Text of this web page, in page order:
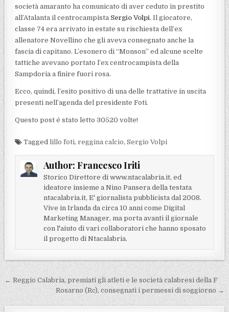
società amaranto ha comunicato di aver ceduto in prestito
all’Atalanta il centrocampista Sergio Volpi. Il giocatore,
classe 74 era arrivato in estate su rischiesta dell’ex
allenatore Novellino che gli aveva consegnato anche la
fascia di capitano. L’esonero di “Monson” ed alcune scelte
tattiche avevano portato l’ex centrocampista della
Sampdoria a finire fuori rosa.
Ecco, quindi, l’esito positivo di una delle trattative in uscita
presenti nell’agenda del presidente Foti.
Questo post é stato letto 30520 volte!
Taggedlillo foti,reggina calcio,Sergio Volpi
Author: Francesco Iriti
Storico Direttore di www.ntacalabria.it, ed
ideatore insieme a Nino Pansera della testata
ntacalabria.it, E' giornalista pubblicista dal 2008.
Vive in Irlanda da circa 10 anni come Digital
Marketing Manager, ma porta avanti il giornale
con l'aiuto di vari collaboratori che hanno sposato
il progetto di Ntacalabria.
Navigazione articoli
← Reggio Calabria, premiati gli atleti e le società calabresi della F
Rosarno (Rc), consegnati i permessi di soggiorno →